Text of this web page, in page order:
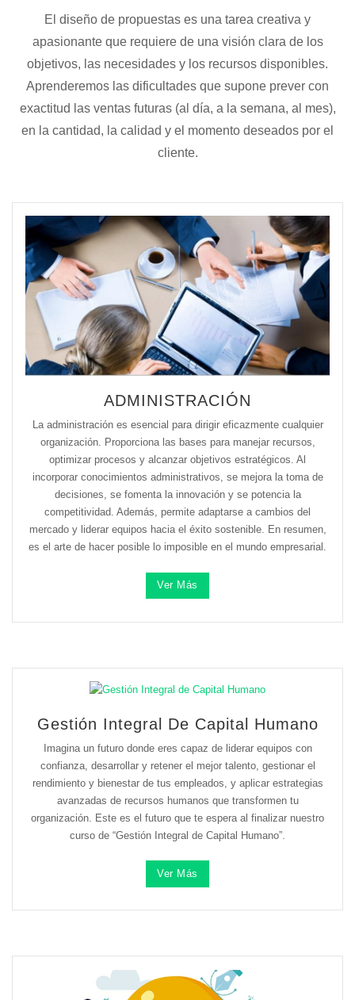
El diseño de propuestas es una tarea creativa y
apasionante que requiere de una visión clara de los
objetivos, las necesidades y los recursos disponibles.
Aprenderemos las dificultades que supone prever con
exactitud las ventas futuras (al día, a la semana, al mes),
en la cantidad, la calidad y el momento deseados por el
cliente.
ADMINISTRACIÓN
La administración es esencial para dirigir eficazmente cualquier
organización. Proporciona las bases para manejar recursos,
optimizar procesos y alcanzar objetivos estratégicos. Al
incorporar conocimientos administrativos, se mejora la toma de
decisiones, se fomenta la innovación y se potencia la
competitividad. Además, permite adaptarse a cambios del
mercado y liderar equipos hacia el éxito sostenible. En resumen,
es el arte de hacer posible lo imposible en el mundo empresarial.
Ver Más
Gestión Integral De Capital Humano
Imagina un futuro donde eres capaz de liderar equipos con
confianza, desarrollar y retener el mejor talento, gestionar el
rendimiento y bienestar de tus empleados, y aplicar estrategias
avanzadas de recursos humanos que transformen tu
organización. Este es el futuro que te espera al finalizar nuestro
curso de “Gestión Integral de Capital Humano”.
Ver Más